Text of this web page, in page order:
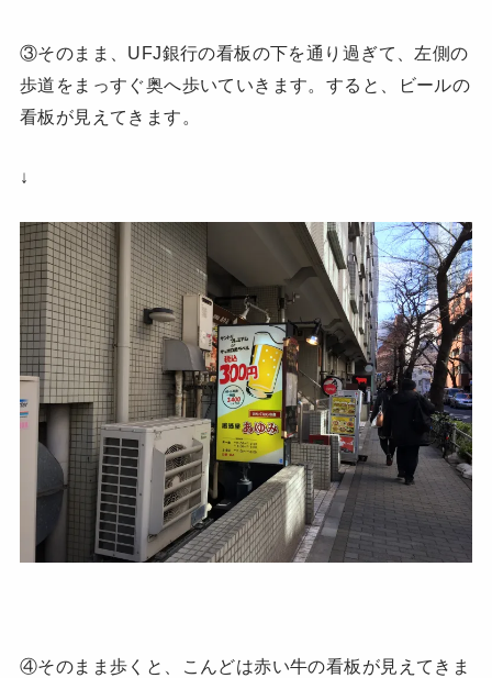
③そのまま、UFJ銀行の看板の下を通り過ぎて、左側の
歩道をまっすぐ奥へ歩いていきます。すると、ビールの
看板が見えてきます。
↓
④そのまま歩くと、こんどは赤い牛の看板が見えてきま